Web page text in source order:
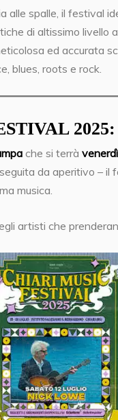
alle spalle, il festival
di altissimo livello
ed accurata
blues, roots e rock.
che si terrà
da aperitivo –
musica.
artisti che